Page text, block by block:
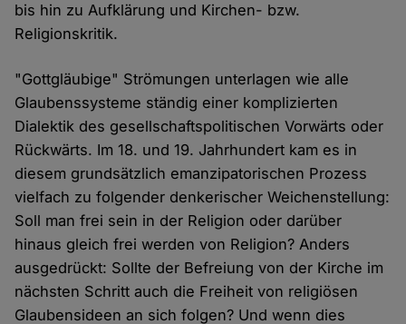
bis hin zu Aufklärung und Kirchen- bzw.
Religionskritik.
"Gottgläubige" Strömungen unterlagen wie alle
Glaubenssysteme ständig einer komplizierten
Dialektik des gesellschaftspolitischen Vorwärts oder
Rückwärts. Im 18. und 19. Jahrhundert kam es in
diesem grundsätzlich emanzipatorischen Prozess
vielfach zu folgender denkerischer Weichenstellung:
Soll man frei sein in der Religion oder darüber
hinaus gleich frei werden von Religion? Anders
ausgedrückt: Sollte der Befreiung von der Kirche im
nächsten Schritt auch die Freiheit von religiösen
Glaubensideen an sich folgen? Und wenn dies